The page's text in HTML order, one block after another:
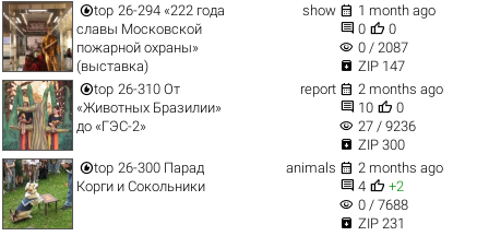
top 26-294 «222 года
славы Московской
пожарной охраны»
(выставка)
show  1 month ago
 0  0
visibility 0 / 2087
 ZIP 147
top 26-310 От
«Животных Бразилии»
до «ГЭС-2»
report  2 months ago
 10  0
visibility 27 / 9236
 ZIP 300
top 26-300 Парад
Корги и Сокольники
animals  2 months ago
 4  +2
visibility 0 / 7688
 ZIP 231